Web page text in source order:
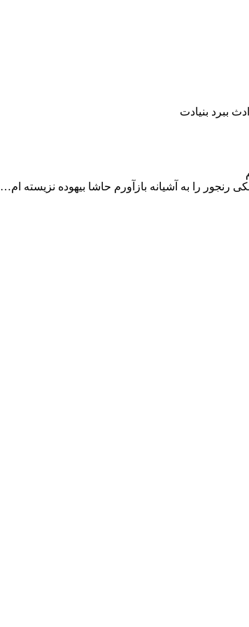
ببرد بنیادت
رنجور را به آشیانه بازآورم حاشا بیهوده نزیسته ام…